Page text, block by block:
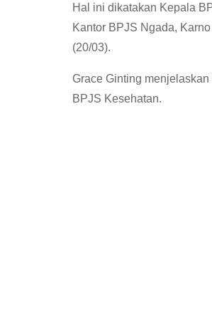
Hal ini dikatakan Kepala
Kantor BPJS Ngada,
(20/03).
Grace Ginting
BPJS Kesehatan.